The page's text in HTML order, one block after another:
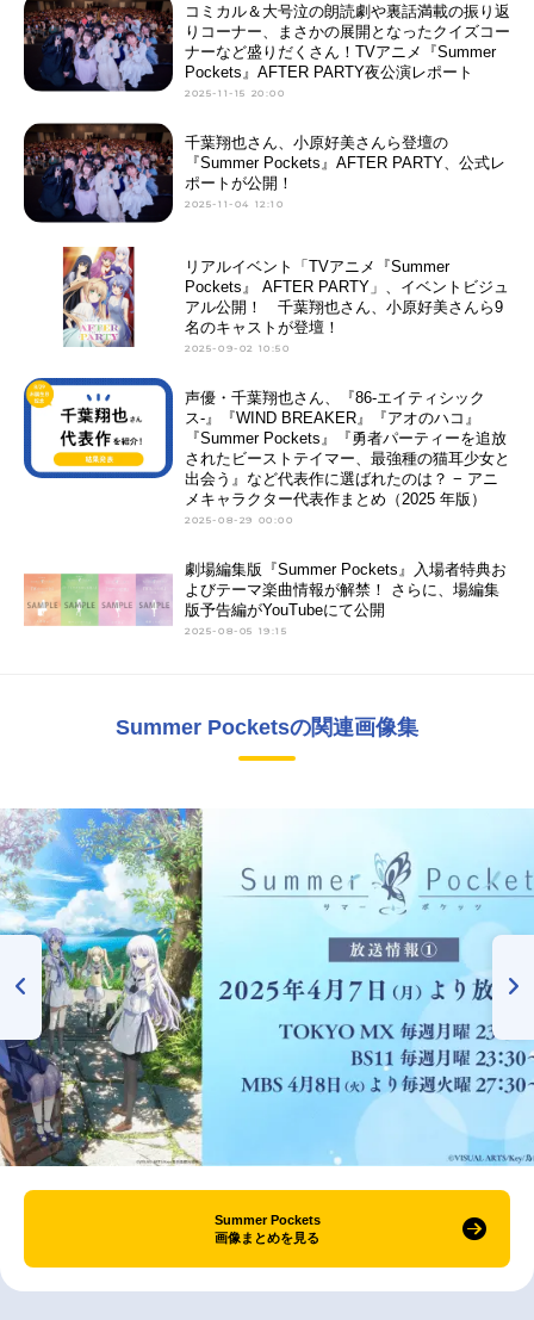
コミカル＆大号泣の朗読劇や裏話満載の振り返
りコーナー、まさかの展開となったクイズコー
ナーなど盛りだくさん！TVアニメ『Summer
Pockets』AFTER PARTY夜公演レポート
2025-11-15 20:00
千葉翔也さん、小原好美さんら登壇の
『Summer Pockets』AFTER PARTY、公式レ
ポートが公開！
2025-11-04 12:10
リアルイベント「TVアニメ『Summer
Pockets』 AFTER PARTY」、イベントビジュ
アル公開！ 千葉翔也さん、小原好美さんら9
名のキャストが登壇！
2025-09-02 10:50
声優・千葉翔也さん、『86-エイティシック
ス-』『WIND BREAKER』『アオのハコ』
『Summer Pockets』『勇者パーティーを追放
されたビーストテイマー、最強種の猫耳少女と
出会う』など代表作に選ばれたのは？ − アニ
メキャラクター代表作まとめ（2025 年版）
2025-08-29 00:00
劇場編集版『Summer Pockets』入場者特典お
よびテーマ楽曲情報が解禁！ さらに、場編集
版予告編がYouTubeにて公開
2025-08-05 19:15
Summer Pocketsの関連画像集
Summer Pockets
画像まとめを見る